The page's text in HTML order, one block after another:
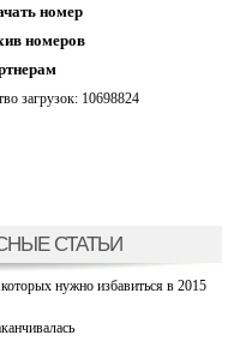
номер
номеров
загрузок: 10698824
СТАТЬИ
нужно избавиться в 2015